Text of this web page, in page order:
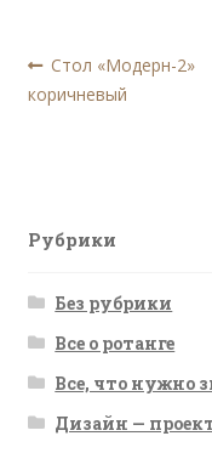
Навигация
по
Предыдущая
запись:
Стол «Модерн-2»
коричневый
Рубрики
Без рубрики
Все о ротанге
Все, что нужно
Дизайн —